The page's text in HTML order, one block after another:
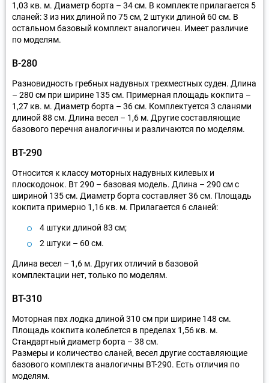
1,03 кв. м. Диаметр борта – 34 см. В комплекте прилагается 5
сланей: 3 из них длиной по 75 см, 2 штуки длиной 60 см. В
остальном базовый комплект аналогичен. Имеет различие
по моделям.
В-280
Разновидность гребных надувных трехместных суден. Длина
– 280 см при ширине 135 см. Примерная площадь кокпита –
1,27 кв. м. Диаметр борта – 36 см. Комплектуется 3 сланями
длиной 88 см. Длина весел – 1,6 м. Другие составляющие
базового перечня аналогичны и различаются по моделям.
ВТ-290
Относится к классу моторных надувных килевых и
плоскодонок. Вт 290 – базовая модель. Длина – 290 см с
шириной 135 см. Диаметр борта составляет 36 см. Площадь
кокпита примерно 1,16 кв. м. Прилагается 6 сланей:
4 штуки длиной 83 см;
2 штуки – 60 см.
Длина весел – 1,6 м. Других отличий в базовой
комплектации нет, только по моделям.
ВТ-310
Моторная пвх лодка длиной 310 см при ширине 148 см.
Площадь кокпита колеблется в пределах 1,56 кв. м.
Стандартный диаметр борта – 38 см.
Размеры и количество сланей, весел другие составляющие
базового комплекта аналогичны BT-290. Есть отличия по
моделям.